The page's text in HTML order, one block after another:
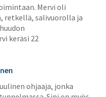
Mervi oli
retkellä, salivuorolla ja
keräsi 22
ohjaaja, jonka